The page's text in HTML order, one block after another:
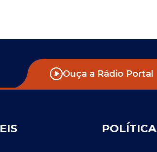
Ouça a Rádio Portal
POLÍTICA